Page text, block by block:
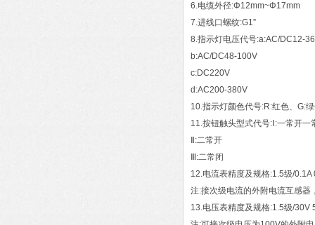
6.电缆外径:Φ12mm~Φ17mm
7.进线口螺纹:G1”
8.指示灯电压代号:a:AC/DC12-
b:AC/DC48-100V
c:DC220V
d:AC200-380V
10.指示灯颜色代号:R:红色、G:
11.按钮触头型式代号:Ⅰ:一常开一
Ⅱ:二常开
Ⅲ:二常闭
12.电流表精度及规格:1.5级/
注:接次级电流的外附电流互感
13.电压表精度及规格:1.5级/